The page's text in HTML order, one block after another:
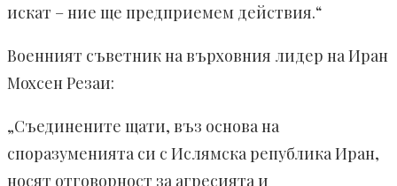
искат – ние ще предприемем действия.“
Военният съветник на върховния лидер на Иран
Мохсен Резаи:
„Съединените щати, въз основа на
споразуменията си с Ислямска република Иран,
носят отговорност за агресията и